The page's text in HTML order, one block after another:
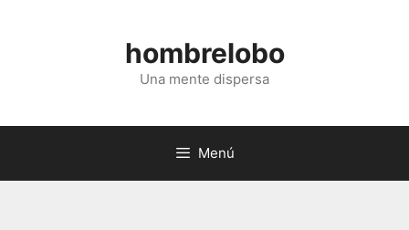
hombrelobo
Una mente dispersa
Menú